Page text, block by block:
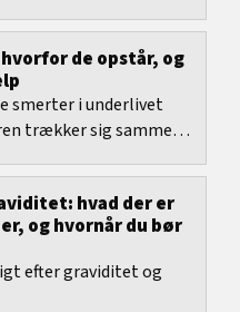
de opstår, og
smerter i underlivet
trækker sig sammen
hvad der er
og hvornår du bør
efter graviditet og